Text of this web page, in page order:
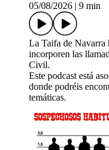
05/08/2026
9 min
La Taifa de Navarra
incorporen las
Civil.
Este podcast está
donde podréis
temáticas.